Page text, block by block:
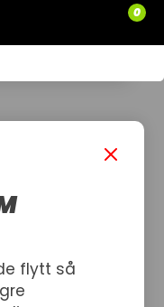
0
SLÄPVAGNAR
flytt så